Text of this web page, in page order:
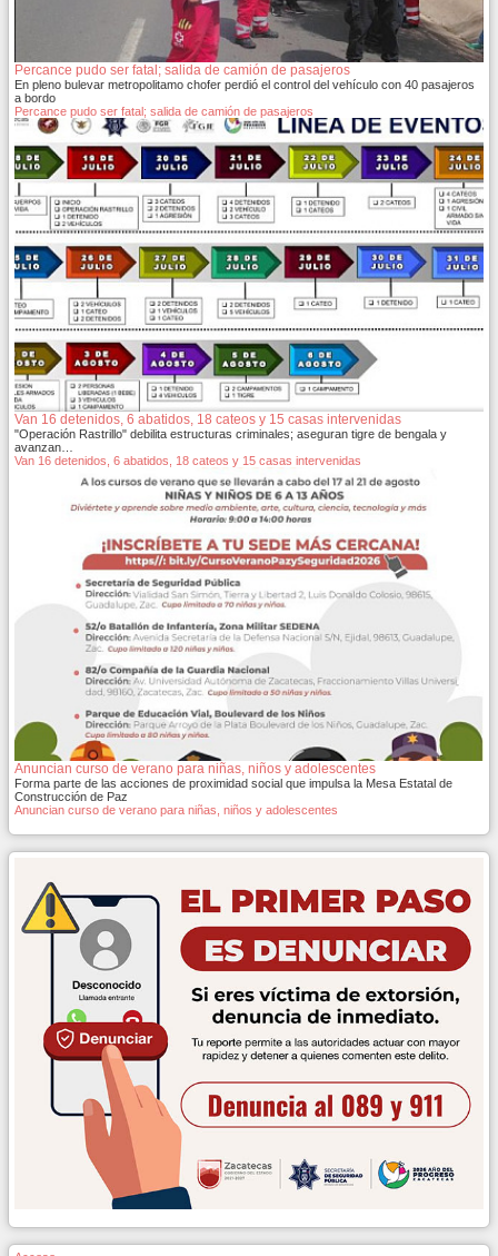
Percance pudo ser fatal; salida de camión de pasajeros
En pleno bulevar metropolitamo chofer perdió el control del vehículo con 40 pasajeros
a bordo
Percance pudo ser fatal; salida de camión de pasajeros
Van 16 detenidos, 6 abatidos, 18 cateos y 15 casas intervenidas
"Operación Rastrillo" debilita estructuras criminales; aseguran tigre de bengala y
avanzan…
Van 16 detenidos, 6 abatidos, 18 cateos y 15 casas intervenidas
Anuncian curso de verano para niñas, niños y adolescentes
Forma parte de las acciones de proximidad social que impulsa la Mesa Estatal de
Construcción de Paz
Anuncian curso de verano para niñas, niños y adolescentes